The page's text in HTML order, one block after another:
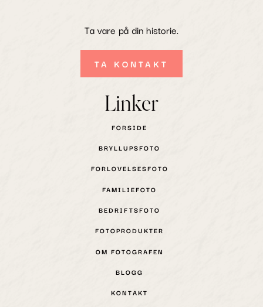
Ta vare på din historie.
TA KONTAKT
Linker
FORSIDE
BRYLLUPSFOTO
FORLOVELSESFOTO
FAMILIEFOTO
BEDRIFTSFOTO
FOTOPRODUKTER
OM FOTOGRAFEN
BLOGG
KONTAKT